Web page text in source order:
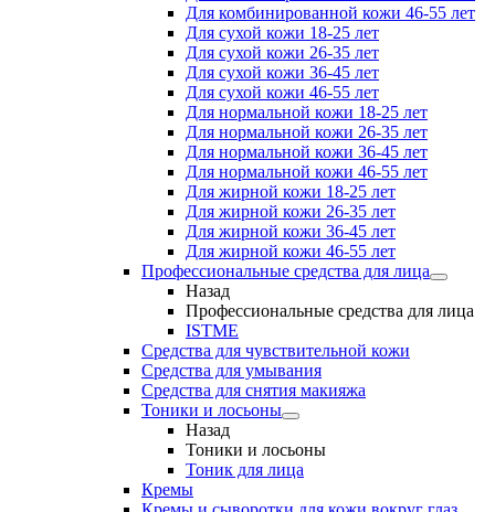
Для комбинированной кожи 46-55 лет
Для сухой кожи 18-25 лет
Для сухой кожи 26-35 лет
Для сухой кожи 36-45 лет
Для сухой кожи 46-55 лет
Для нормальной кожи 18-25 лет
Для нормальной кожи 26-35 лет
Для нормальной кожи 36-45 лет
Для нормальной кожи 46-55 лет
Для жирной кожи 18-25 лет
Для жирной кожи 26-35 лет
Для жирной кожи 36-45 лет
Для жирной кожи 46-55 лет
Профессиональные средства для лица
Назад
Профессиональные средства для лица
ISTME
Средства для чувствительной кожи
Средства для умывания
Средства для снятия макияжа
Тоники и лосьоны
Назад
Тоники и лосьоны
Тоник для лица
Кремы